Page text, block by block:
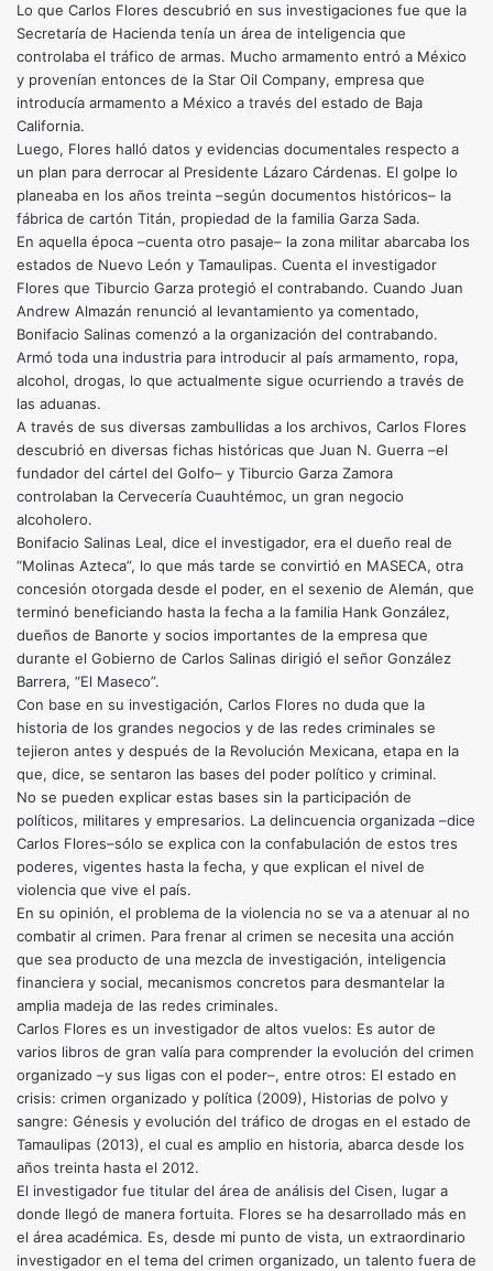
Lo que Carlos Flores descubrió en sus investigaciones fue que la
Secretaría de Hacienda tenía un área de inteligencia que
controlaba el tráfico de armas. Mucho armamento entró a México
y provenían entonces de la Star Oil Company, empresa que
introducía armamento a México a través del estado de Baja
California.
Luego, Flores halló datos y evidencias documentales respecto a
un plan para derrocar al Presidente Lázaro Cárdenas. El golpe lo
planeaba en los años treinta –según documentos históricos– la
fábrica de cartón Titán, propiedad de la familia Garza Sada.
En aquella época –cuenta otro pasaje– la zona militar abarcaba los
estados de Nuevo León y Tamaulipas. Cuenta el investigador
Flores que Tiburcio Garza protegió el contrabando. Cuando Juan
Andrew Almazán renunció al levantamiento ya comentado,
Bonifacio Salinas comenzó a la organización del contrabando.
Armó toda una industria para introducir al país armamento, ropa,
alcohol, drogas, lo que actualmente sigue ocurriendo a través de
las aduanas.
A través de sus diversas zambullidas a los archivos, Carlos Flores
descubrió en diversas fichas históricas que Juan N. Guerra –el
fundador del cártel del Golfo– y Tiburcio Garza Zamora
controlaban la Cervecería Cuauhtémoc, un gran negocio
alcoholero.
Bonifacio Salinas Leal, dice el investigador, era el dueño real de
“Molinas Azteca”, lo que más tarde se convirtió en MASECA, otra
concesión otorgada desde el poder, en el sexenio de Alemán, que
terminó beneficiando hasta la fecha a la familia Hank González,
dueños de Banorte y socios importantes de la empresa que
durante el Gobierno de Carlos Salinas dirigió el señor González
Barrera, “El Maseco”.
Con base en su investigación, Carlos Flores no duda que la
historia de los grandes negocios y de las redes criminales se
tejieron antes y después de la Revolución Mexicana, etapa en la
que, dice, se sentaron las bases del poder político y criminal.
No se pueden explicar estas bases sin la participación de
políticos, militares y empresarios. La delincuencia organizada –dice
Carlos Flores–sólo se explica con la confabulación de estos tres
poderes, vigentes hasta la fecha, y que explican el nivel de
violencia que vive el país.
En su opinión, el problema de la violencia no se va a atenuar al no
combatir al crimen. Para frenar al crimen se necesita una acción
que sea producto de una mezcla de investigación, inteligencia
financiera y social, mecanismos concretos para desmantelar la
amplia madeja de las redes criminales.
Carlos Flores es un investigador de altos vuelos: Es autor de
varios libros de gran valía para comprender la evolución del crimen
organizado –y sus ligas con el poder–, entre otros: El estado en
crisis: crimen organizado y política (2009), Historias de polvo y
sangre: Génesis y evolución del tráfico de drogas en el estado de
Tamaulipas (2013), el cual es amplio en historia, abarca desde los
años treinta hasta el 2012.
El investigador fue titular del área de análisis del Cisen, lugar a
donde llegó de manera fortuita. Flores se ha desarrollado más en
el área académica. Es, desde mi punto de vista, un extraordinario
investigador en el tema del crimen organizado, un talento fuera de